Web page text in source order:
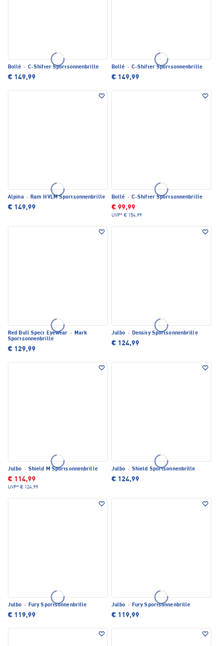
Bollé · C-Shifter Sportsonnenbrille
€ 149,99
Bollé · C-Shifter Sportsonnenbrille
€ 149,99
Alpina · Ram HVLM Sportsonnenbrille
€ 149,99
Bollé · C-Shifter Sportsonnenbrille
€ 99,99
UVP* € 154,99
Red Bull Spect Eyewear · Mark
Sportsonnenbrille
€ 129,99
Julbo · Density Sportsonnenbrille
€ 124,99
Julbo · Shield M Sportsonnenbrille
€ 114,99
UVP* € 124,99
Julbo · Shield Sportsonnenbrille
€ 124,99
Julbo · Fury Sportsonnenbrille
€ 119,99
Julbo · Fury Sportsonnenbrille
€ 119,99